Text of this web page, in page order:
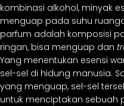
kombinasi alkohol, minyak
menguap pada suhu
parfum adalah komposisi
ringan, bisa menguap dan
Yang menentukan esensi
sel-sel di hidung manusia.
yang menguap, sel-sel
untuk menciptakan sebuah